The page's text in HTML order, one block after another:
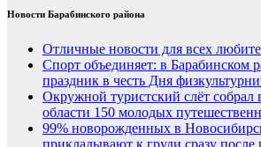
Новости Барабинского района
Отличные новости для всех
Спорт объединяет: в Барабинском
праздник в честь Дня
Окружной туристский слёт собрал
области 150 молодых
99% новорожденных в